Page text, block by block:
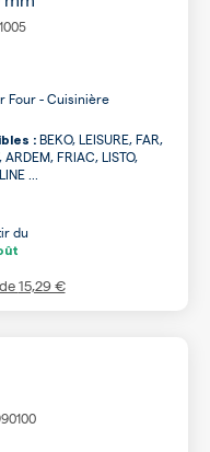
Four - Cuisinière
: BEKO, LEISURE, FAR,
ARDEM, FRIAC, LISTO,
...
du
15,29 €